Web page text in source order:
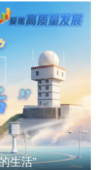
生活”